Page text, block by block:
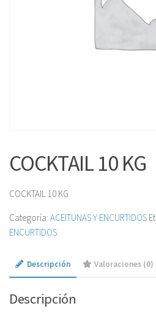
COCKTAIL 10 KG
COCKTAIL 10 KG
Categoría: ACEITUNAS Y ENCURTIDOS
ENCURTIDOS
Descripción Valoraciones (0)
Descripción